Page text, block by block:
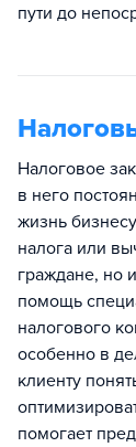
пути до
Налоговое
в него
жизнь
налога или
граждане, но
помощь
налогового
особенно в
клиенту
помогает